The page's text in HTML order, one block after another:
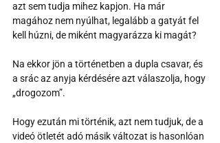
azt sem tudja mihez kapjon. Ha már
magához nem nyúlhat, legalább a gatyát fel
kell húzni, de miként magyarázza ki magát?
Na ekkor jön a történetben a dupla csavar, és
a srác az anyja kérdésére azt válaszolja, hogy
„drogozom”.
Hogy ezután mi történik, azt nem tudjuk, de a
videó ötletét adó másik változat is hasonlóan